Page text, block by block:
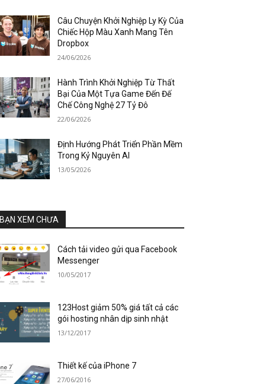
Câu Chuyện Khởi Nghiệp Ly Kỳ Của
Chiếc Hộp Màu Xanh Mang Tên
Dropbox
24/06/2026
Hành Trình Khởi Nghiệp Từ Thất
Bại Của Một Tựa Game Đến Đế
Chế Công Nghệ 27 Tỷ Đô
22/06/2026
Định Hướng Phát Triển Phần Mềm
Trong Kỷ Nguyên AI
13/05/2026
BẠN XEM CHƯA
Cách tải video gửi qua Facebook
Messenger
10/05/2017
123Host giảm 50% giá tất cả các
gói hosting nhân dịp sinh nhật
13/12/2017
Thiết kế của iPhone 7
27/06/2016